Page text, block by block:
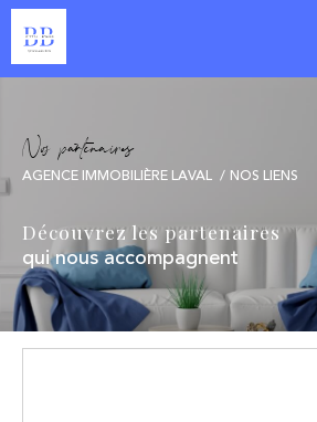
No patenaie
AGENCE IMMOBILIÈRE LAVAL NOS LIENS
Découvrez les partenaires
qui nous accompagnent